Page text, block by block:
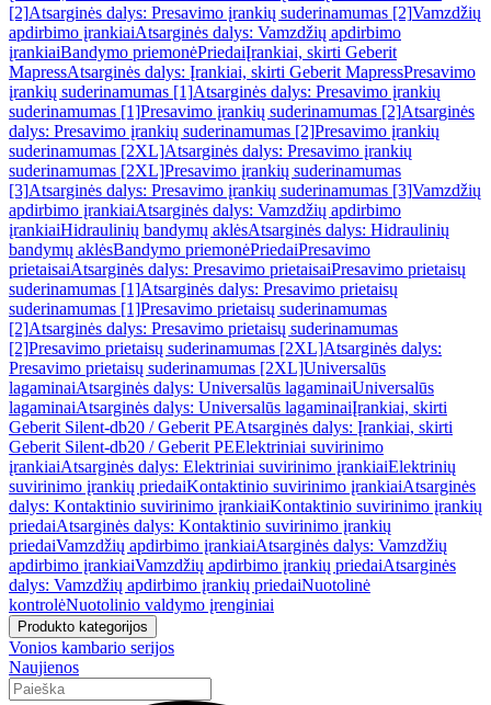
[2]Atsarginės dalys: Presavimo įrankių suderinamumas [2]Vamzdžių
apdirbimo įrankiaiAtsarginės dalys: Vamzdžių apdirbimo
įrankiaiBandymo priemonėPriedaiĮrankiai, skirti Geberit
MapressAtsarginės dalys: Įrankiai, skirti Geberit MapressPresavimo
įrankių suderinamumas [1]Atsarginės dalys: Presavimo įrankių
suderinamumas [1]Presavimo įrankių suderinamumas [2]Atsarginės
dalys: Presavimo įrankių suderinamumas [2]Presavimo įrankių
suderinamumas [2XL]Atsarginės dalys: Presavimo įrankių
suderinamumas [2XL]Presavimo įrankių suderinamumas
[3]Atsarginės dalys: Presavimo įrankių suderinamumas [3]Vamzdžių
apdirbimo įrankiaiAtsarginės dalys: Vamzdžių apdirbimo
įrankiaiHidraulinių bandymų aklėsAtsarginės dalys: Hidraulinių
bandymų aklėsBandymo priemonėPriedaiPresavimo
prietaisaiAtsarginės dalys: Presavimo prietaisaiPresavimo prietaisų
suderinamumas [1]Atsarginės dalys: Presavimo prietaisų
suderinamumas [1]Presavimo prietaisų suderinamumas
[2]Atsarginės dalys: Presavimo prietaisų suderinamumas
[2]Presavimo prietaisų suderinamumas [2XL]Atsarginės dalys:
Presavimo prietaisų suderinamumas [2XL]Universalūs
lagaminaiAtsarginės dalys: Universalūs lagaminaiUniversalūs
lagaminaiAtsarginės dalys: Universalūs lagaminaiĮrankiai, skirti
Geberit Silent-db20 / Geberit PEAtsarginės dalys: Įrankiai, skirti
Geberit Silent-db20 / Geberit PEElektriniai suvirinimo
įrankiaiAtsarginės dalys: Elektriniai suvirinimo įrankiaiElektrinių
suvirinimo įrankių priedaiKontaktinio suvirinimo įrankiaiAtsarginės
dalys: Kontaktinio suvirinimo įrankiaiKontaktinio suvirinimo įrankių
priedaiAtsarginės dalys: Kontaktinio suvirinimo įrankių
priedaiVamzdžių apdirbimo įrankiaiAtsarginės dalys: Vamzdžių
apdirbimo įrankiaiVamzdžių apdirbimo įrankių priedaiAtsarginės
dalys: Vamzdžių apdirbimo įrankių priedaiNuotolinė
kontrolėNuotolinio valdymo įrenginiai
Produkto kategorijos
Vonios kambario serijos
Naujienos